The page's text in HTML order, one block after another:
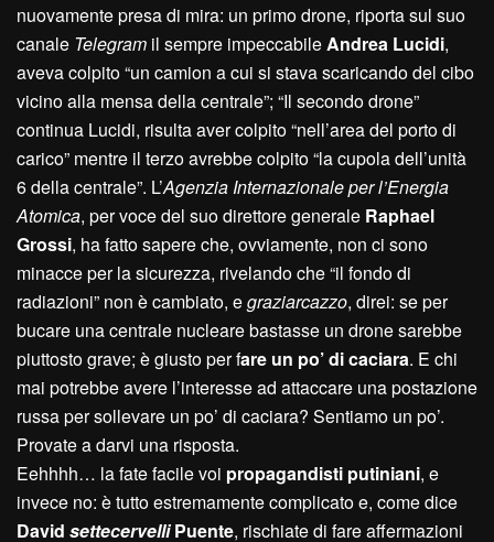
nuovamente presa di mira: un primo drone, riporta sul suo
canale Telegram il sempre impeccabileAndrea Lucidi,
aveva colpito “un camion a cui si stava scaricando del cibo
vicino alla mensa della centrale”; “Il secondo drone”
continua Lucidi, risulta aver colpito “nell’area del porto di
carico” mentre il terzo avrebbe colpito “la cupola dell’unità
6 della centrale”. L’Agenzia Internazionale per l’Energia
Atomica, per voce del suo direttore generale Raphael
Grossi, ha fatto sapere che, ovviamente, non ci sono
minacce per la sicurezza, rivelando che “il fondo di
radiazioni” non è cambiato, egraziarcazzo, direi: se per
bucare una centrale nucleare bastasse un drone sarebbe
piuttosto grave; è giusto per fare un po’ di caciara. E chi
mai potrebbe avere l’interesse ad attaccare una postazione
russa per sollevare un po’ di caciara? Sentiamo un po’.
Provate a darvi una risposta.
Eehhhh… la fate facile voi propagandisti putiniani, e
invece no: è tutto estremamente complicato e, come dice
David settecervelliPuente, rischiate di fare affermazioni